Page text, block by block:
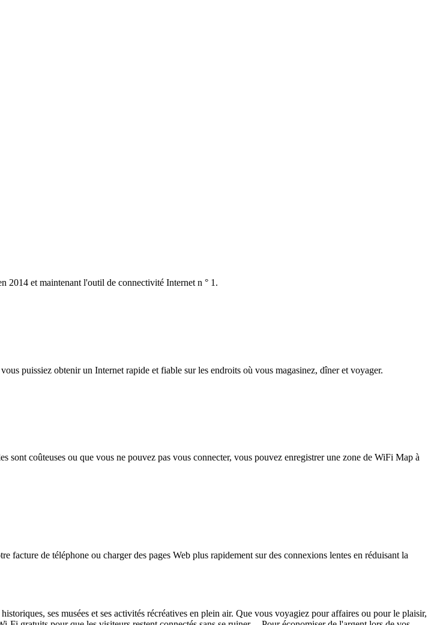
2014 et maintenant l'outil de connectivité Internet n ° 1.
puissiez obtenir un Internet rapide et fiable sur les endroits où vous magasinez, dîner et voyager.
coûteuses ou que vous ne pouvez pas vous connecter, vous pouvez enregistrer une zone de WiFi Map à
de téléphone ou charger des pages Web plus rapidement sur des connexions lentes en réduisant la
ses musées et ses activités récréatives en plein air. Que vous voyagiez pour affaires ou pour le plaisir,